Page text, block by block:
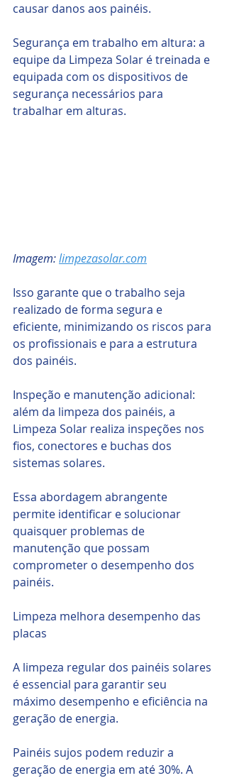
causar danos aos painéis.
Segurança em trabalho em altura: a
equipe da Limpeza Solar é treinada e
equipada com os dispositivos de
segurança necessários para
trabalhar em alturas.
Imagem: limpezasolar.com
Isso garante que o trabalho seja
realizado de forma segura e
eficiente, minimizando os riscos para
os profissionais e para a estrutura
dos painéis.
Inspeção e manutenção adicional:
além da limpeza dos painéis, a
Limpeza Solar realiza inspeções nos
fios, conectores e buchas dos
sistemas solares.
Essa abordagem abrangente
permite identificar e solucionar
quaisquer problemas de
manutenção que possam
comprometer o desempenho dos
painéis.
Limpeza melhora desempenho das
placas
A limpeza regular dos painéis solares
é essencial para garantir seu
máximo desempenho e eficiência na
geração de energia.
Painéis sujos podem reduzir a
geração de energia em até 30%. A